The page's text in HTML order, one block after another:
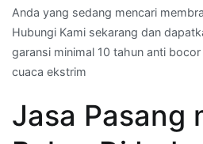
What
App
Kami
waterproofing
Anda yang sedang mencari
Hubungi Kami sekarang dan
garansi minimal 10 tahun anti
cuaca ekstrim
Jasa Pasang